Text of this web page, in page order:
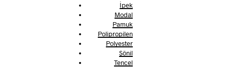
İpek
Modal
Pamuk
Polipropilen
Polyester
Şönil
Tencel